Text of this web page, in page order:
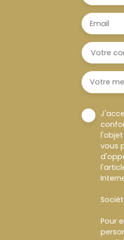
Email
Votre
Votre
vous
Pour